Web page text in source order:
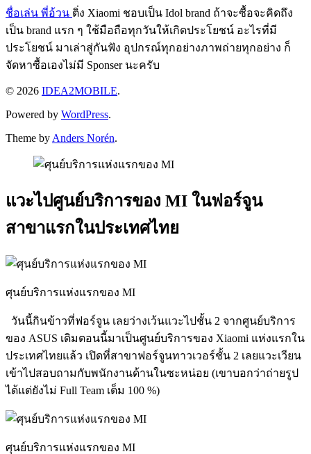
ชื่อเล่น พี่อ้วน ติ่ง Xiaomi ชอบเป็น Idol brand ถ้าจะซื้อจะคิดถึง
เป็น brand แรก ๆ ใช้มือถือทุกวันให้เกิดประโยชน์ อะไรที่มี
ประโยชน์ มาเล่าสู่กันฟัง อุปกรณ์ทุกอย่างภาพถ่ายทุกอย่าง ก็
จัดหาซื้อเองไม่มี Sponser นะครับ
© 2026 IDEA2MOBILE.
Powered by WordPress.
Theme by Anders Norén.
แวะไปศูนย์บริการของ MI ในฟอร์จูน
สาขาแรกในประเทศไทย
ศุนย์บริการแห่งแรกของ MI
วันนี้กินข้าวที่ฟอร์จูน เลยว่างเว้นแวะไปชั้น 2 จากศูนย์บริการ
ของ ASUS เดิมตอนนี้มาเป็นศูนย์บริการของ Xiaomi แห่งแรกใน
ประเทศไทยแล้ว เปิดที่สาขาฟอร์จูนทาวเวอร์ชั้น 2 เลยแวะเวียน
เข้าไปสอบถามกับพนักงานด้านในซะหน่อย (เขาบอกว่าถ่ายรูป
ได้แต่ยังไม่ Full Team เต็ม 100 %)
ศุนย์บริการแห่งแรกของ MI